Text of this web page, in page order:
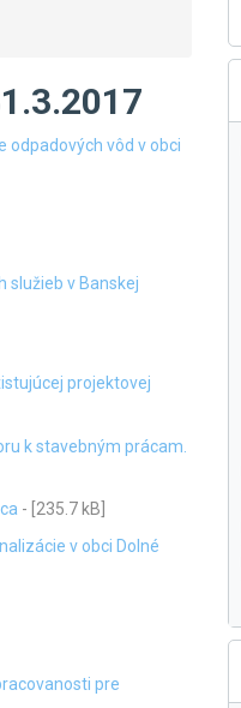
odpadových vôd v obci
služieb v Banskej
projektovej
k stavebným prácam.
- [235.7 kB]
v obci Dolné
pre